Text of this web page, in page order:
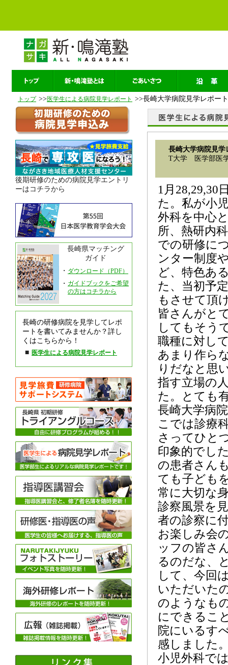
トップ >>医学生による病院見学レポート >>長崎大学病院見学レポート
後期研修のための病院見学エントリ
ーはコチラから
長崎県マッチング
ガイド
・ ダウンロード（PDF）
・ ガイドブックをご希望
の方はコチラから
長崎の研修病院を見学してレポ
ートを書いてみませんか？詳し
くはこちらから！
■ 医学生による病院見学レポート
長崎大学病院見学
T大学 医学部医
1月28,29,30
た。私が小
外科を中心
所、熱研内
での研修に
ンター制度
ど、特色あ
た、当初予
もさせて頂
皆さんがと
してもそう
職種に対し
あまり作ら
りだなと思
指す立場の
た。とても
長崎大学病
こでは診療
さってひと
印象的でし
の患者さん
ても子ども
常に大切な
診察風景を
者の診察に
お楽しみ会
ッフの皆さ
るのだな、
して、今回
いただいた
のようなも
にできるこ
院にいるす
感しました
小児外科で